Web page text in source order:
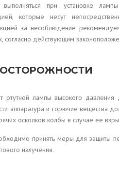
при установке
которые несут
за несоблюдение
согласно действующим
ртутной лампы высокого
аппаратура и горючие вещества
осколков колбы в случае ее
принять меры для защиты
излучения.